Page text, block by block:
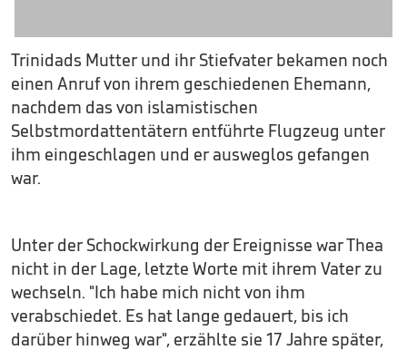
Trinidads Mutter und ihr Stiefvater bekamen noch
einen Anruf von ihrem geschiedenen Ehemann,
nachdem das von islamistischen
Selbstmordattentätern entführte Flugzeug unter
ihm eingeschlagen und er ausweglos gefangen
war.
Unter der Schockwirkung der Ereignisse war Thea
nicht in der Lage, letzte Worte mit ihrem Vater zu
wechseln. "Ich habe mich nicht von ihm
verabschiedet. Es hat lange gedauert, bis ich
darüber hinweg war", erzählte sie 17 Jahre später,